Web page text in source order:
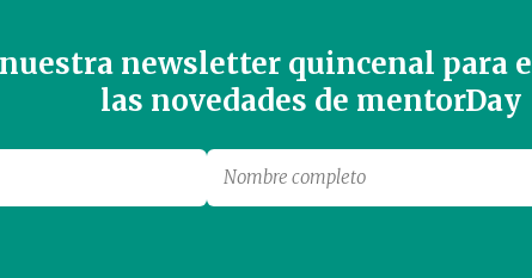
newsletter quincenal para
las novedades de mentorDay